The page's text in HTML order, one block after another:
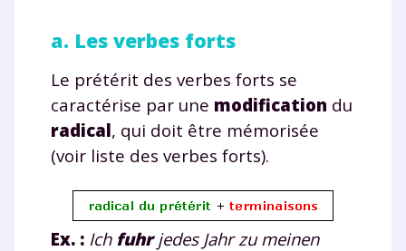
a. Les verbes forts
Le prétérit des verbes forts se
caractérise par une modification du
radical, qui doit être mémorisée
(voir liste des verbes forts).
Ex. : Ich fuhrjedes Jahr zu meinen
Envie de progresser
et de réussir votre
année scolaire ?